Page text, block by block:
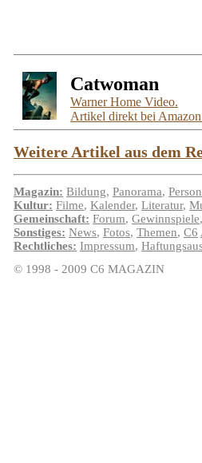
Catwoman
Warner Home Video.
Artikel direkt bei
Weitere Artikel aus dem
Magazin: Bildung, Panorama,
Kultur: Filme, Kalender, Literatur,
Gemeinschaft: Forum, Gewinnspiele,
Sonstiges: News, Fotos, Themen, C6
Rechtliches: Impressum,
© 1998 - 2009 C6 MAGAZIN